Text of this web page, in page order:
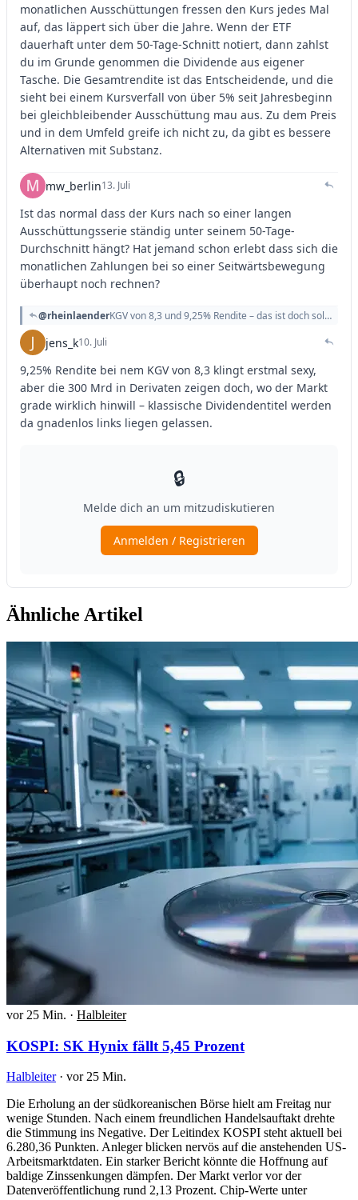
Ähnliche Artikel
vor 25 Min. · Halbleiter
KOSPI: SK Hynix fällt 5,45 Prozent
Halbleiter · vor 25 Min.
Die Erholung an der südkoreanischen Börse hielt am Freitag nur
wenige Stunden. Nach einem freundlichen Handelsauftakt drehte
die Stimmung ins Negative. Der Leitindex KOSPI steht aktuell bei
6.280,36 Punkten. Anleger blicken nervös auf die anstehenden US-
Arbeitsmarktdaten. Ein starker Bericht könnte die Hoffnung auf
baldige Zinssenkungen dämpfen. Der Markt verlor vor der
Datenveröffentlichung rund 2,13 Prozent. Chip-Werte unter